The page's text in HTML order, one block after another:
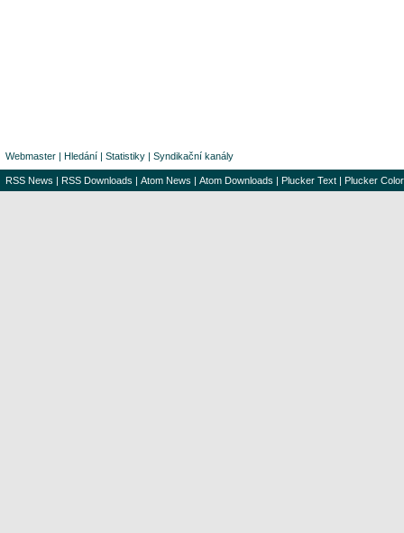
Webmaster | Hledání | Statistiky | Syndikační kanály
RSS News | RSS Downloads | Atom News | Atom Downloads | Plucker Text | Plucker Color